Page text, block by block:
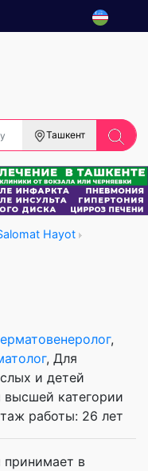
Ташкент
Hayot
,
, Для
и детей
высшей категории
работы: 26 лет
принимает в